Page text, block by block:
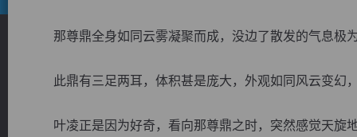
那尊鼎全身如同云雾凝聚而成，没边了散发的气息极
此鼎有三足两耳，体积甚是庞大，外观如同风云变幻
叶凌正是因为好奇，看向那尊鼎之时，突然感觉天旋